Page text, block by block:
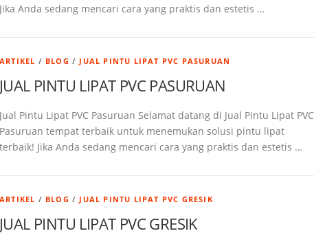
Jika Anda sedang mencari cara yang praktis dan estetis …
ARTIKEL / BLOG / JUAL PINTU LIPAT PVC PASURUAN
JUAL PINTU LIPAT PVC PASURUAN
Jual Pintu Lipat PVC Pasuruan Selamat datang di Jual Pintu Lipat PVC
Pasuruan tempat terbaik untuk menemukan solusi pintu lipat
terbaik! Jika Anda sedang mencari cara yang praktis dan estetis …
ARTIKEL / BLOG / JUAL PINTU LIPAT PVC GRESIK
JUAL PINTU LIPAT PVC GRESIK